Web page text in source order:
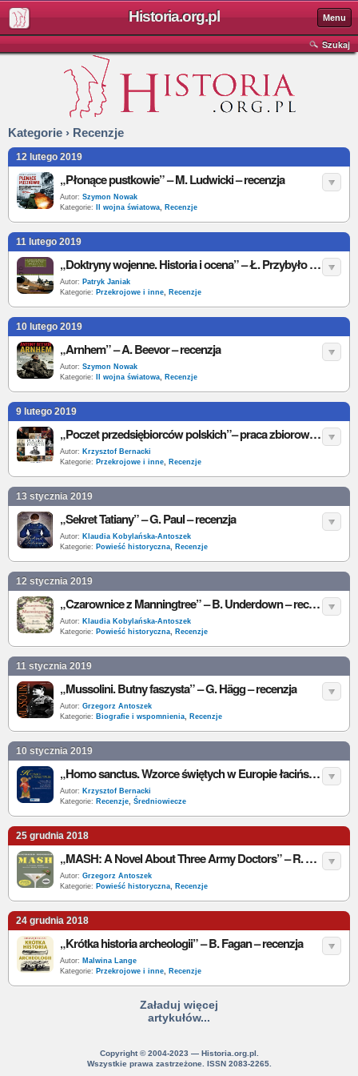
Historia.org.pl Menu
Szukaj
Kategorie › Recenzje
12 lutego 2019
„Płonące pustkowie” – M. Ludwicki – recenzja
Autor: Szymon Nowak
Kategorie:
II wojna światowa, Recenzje
11 lutego 2019
„Doktryny wojenne. Historia i ocena” – Ł. Przybyło – recenzja
Autor: Patryk Janiak
Kategorie: Przekrojowe i inne, Recenzje
10 lutego 2019
„Arnhem” – A. Beevor – recenzja
Autor: Szymon Nowak
Kategorie:
II wojna światowa, Recenzje
9 lutego 2019
„Poczet przedsiębiorców polskich”– praca zbiorowa – recenzja
Autor: Krzysztof Bernacki
Kategorie: Przekrojowe i inne, Recenzje
13 stycznia 2019
„Sekret Tatiany” – G. Paul – recenzja
Autor: Klaudia Kobylańska-Antoszek
Kategorie: Powieść historyczna, Recenzje
12 stycznia 2019
„Czarownice z Manningtree” – B. Underdown – recenzja
Autor: Klaudia Kobylańska-Antoszek
Kategorie: Powieść historyczna, Recenzje
11 stycznia 2019
„Mussolini. Butny faszysta” – G. Hägg – recenzja
Autor: Grzegorz Antoszek
Kategorie: Biografie i wspomnienia, Recenzje
10 stycznia 2019
„Homo sanctus. Wzorce świętych w Europie łacińskiej w średniowieczu” – W. Mruk –recenzja
Autor: Krzysztof Bernacki
Kategorie: Recenzje, Średniowiecze
25 grudnia 2018
„MASH: A Novel About Three Army Doctors” – R. Hooker – recenzja
Autor: Grzegorz Antoszek
Kategorie: Powieść historyczna, Recenzje
24 grudnia 2018
„Krótka historia archeologii” – B. Fagan – recenzja
Autor: Malwina Lange
Kategorie: Przekrojowe i inne, Recenzje
Załaduj więcej
artykułów...
Copyright © 2004-2023 — Historia.org.pl.
Wszystkie prawa zastrzeżone. ISSN 2083-2265.